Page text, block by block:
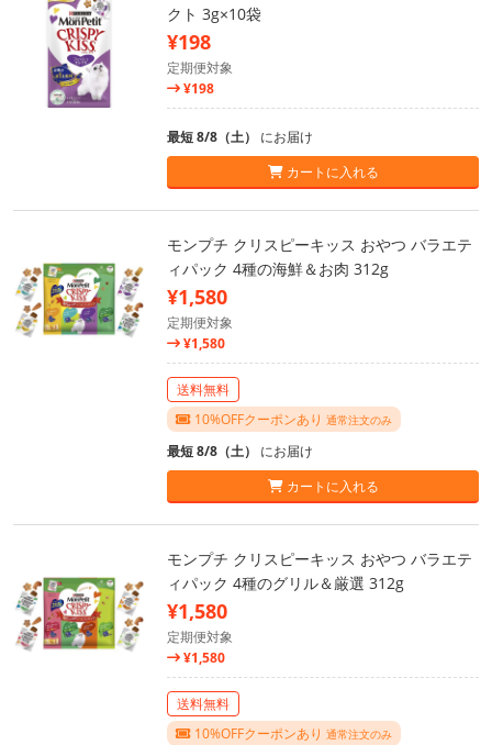
クト 3g×10袋
¥198
定期便対象
¥198
最短 8/8（土） にお届け
カートに入れる
モンプチ クリスピーキッス おやつ バラエテ
ィパック 4種の海鮮＆お肉 312g
¥1,580
定期便対象
¥1,580
送料無料
10%OFFクーポンあり 通常注文のみ
最短 8/8（土） にお届け
カートに入れる
モンプチ クリスピーキッス おやつ バラエテ
ィパック 4種のグリル＆厳選 312g
¥1,580
定期便対象
¥1,580
送料無料
10%OFFクーポンあり 通常注文のみ